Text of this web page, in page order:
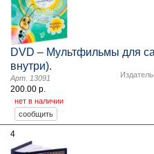
DVD – Мультфильмы для
внутри).
Арт. 13091
200.00 р.
нет в наличии
4